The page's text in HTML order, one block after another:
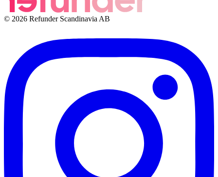
© 2026 Refunder Scandinavia AB